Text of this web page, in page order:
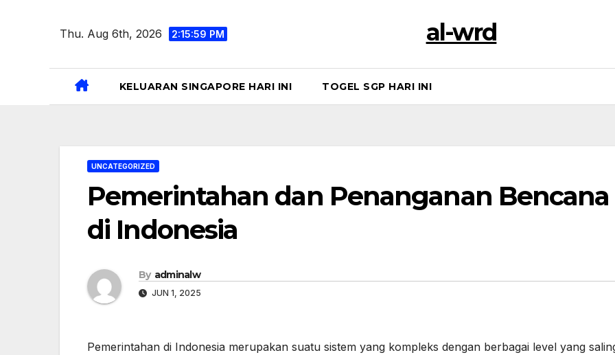
Thu. Aug 6th, 2026 2:16:00 PM al-wrd
KELUARAN SINGAPORE HARI INI TOGEL SGP HARI INI
UNCATEGORIZED
Pemerintahan dan Penanganan Bencana
di Indonesia
By adminalw
JUN 1, 2025
Pemerintahan di Indonesia merupakan suatu sistem yang kompleks dengan berbagai level yang